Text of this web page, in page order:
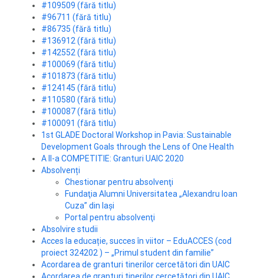
#109509 (fără titlu)
#96711 (fără titlu)
#86735 (fără titlu)
#136912 (fără titlu)
#142552 (fără titlu)
#100069 (fără titlu)
#101873 (fără titlu)
#124145 (fără titlu)
#110580 (fără titlu)
#100087 (fără titlu)
#100091 (fără titlu)
1st GLADE Doctoral Workshop in Pavia: Sustainable
Development Goals through the Lens of One Health
A II-a COMPETITIE: Granturi UAIC 2020
Absolvenți
Chestionar pentru absolvenţi
Fundaţia Alumni Universitatea „Alexandru Ioan
Cuza” din Iaşi
Portal pentru absolvenţi
Absolvire studii
Acces la educație, succes în viitor – EduACCES (cod
proiect 324202 ) – „Primul student din familie”
Acordarea de granturi tinerilor cercetători din UAIC